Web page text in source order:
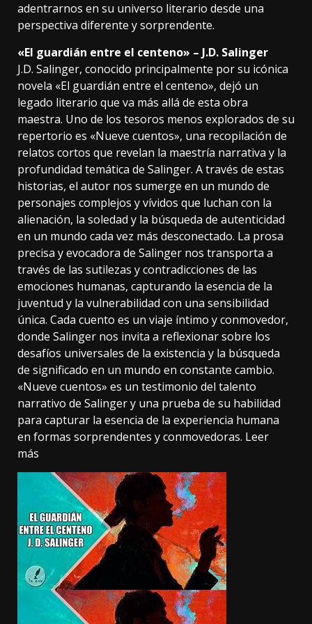
adentrarnos en su universo literario desde una
perspectiva diferente y sorprendente.
«El guardián entre el centeno» – J.D. Salinger
J.D. Salinger, conocido principalmente por su icónica
novela «El guardián entre el centeno», dejó un
legado literario que va más allá de esta obra
maestra. Uno de los tesoros menos explorados de su
repertorio es «Nueve cuentos», una recopilación de
relatos cortos que revelan la maestría narrativa y la
profundidad temática de Salinger. A través de estas
historias, el autor nos sumerge en un mundo de
personajes complejos y vívidos que luchan con la
alienación, la soledad y la búsqueda de autenticidad
en un mundo cada vez más desconectado. La prosa
precisa y evocadora de Salinger nos transporta a
través de las sutilezas y contradicciones de las
emociones humanas, capturando la esencia de la
juventud y la vulnerabilidad con una sensibilidad
única. Cada cuento es un viaje íntimo y conmovedor,
donde Salinger nos invita a reflexionar sobre los
desafíos universales de la existencia y la búsqueda
de significado en un mundo en constante cambio.
«Nueve cuentos» es un testimonio del talento
narrativo de Salinger y una prueba de su habilidad
para capturar la esencia de la experiencia humana
en formas sorprendentes y conmovedoras. Leer
más